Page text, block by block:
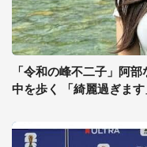
「令和の峰不二子」阿
中を歩く 「綺麗過ぎま